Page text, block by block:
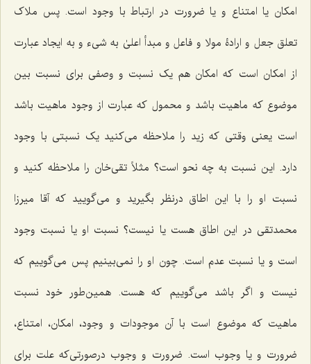
امکان یا امتناع و یا ضرورت در ارتباط با وجود است. پس ملاک
تعلق جعل و ارادۀ مولا و فاعل و مبدأ اعلیٰ به شیء و به ایجاد عبارت
از امکان است که امکان هم یک نسبت و وصفی برای نسبت بین
موضوع که ماهیت باشد و محمول که عبارت از وجود ماهیت باشد
است یعنی وقتی که زید را ملاحظه می‌کنید یک نسبتی با وجود
دارد. این نسبت به چه نحو است؟ مثلاً تقی‌خان را ملاحظه کنید و
نسبت او را با این اطاق درنظر بگیرید و می‌گویید که آقا میرزا
محمدتقی در این اطاق هست یا نیست؟ نسبت او یا نسبت وجود
است و یا نسبت عدم است. چون او را نمی‌بینیم پس می‌گوییم که
نیست و اگر باشد می‌گوییم که هست. همین‌طور خود نسبت
ماهیت که موضوع است با آن موجودات و وجود، امکان، امتناع،
ضرورت و یا وجوب است. ضرورت و وجوب درصورتی‌که علت برای